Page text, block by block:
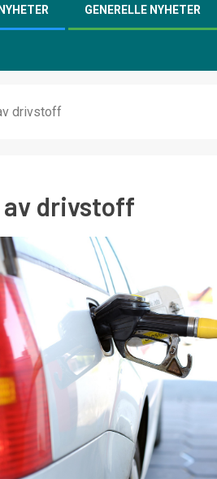
GENERELLE NYHETER
drivstoff
av drivstoff